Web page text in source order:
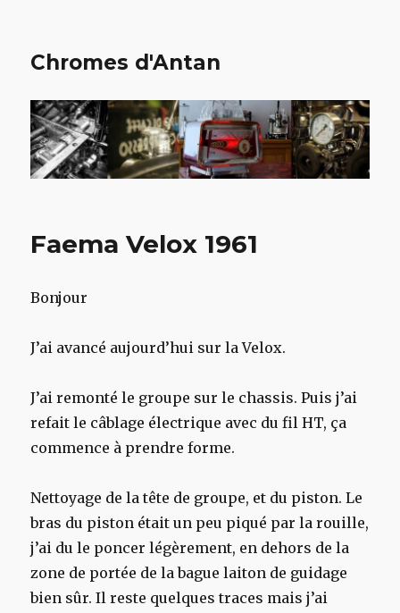
Chromes d'Antan
Faema Velox 1961
Bonjour
J’ai avancé aujourd’hui sur la Velox.
J’ai remonté le groupe sur le chassis. Puis j’ai
refait le câblage électrique avec du fil HT, ça
commence à prendre forme.
Nettoyage de la tête de groupe, et du piston. Le
bras du piston était un peu piqué par la rouille,
j’ai du le poncer légèrement, en dehors de la
zone de portée de la bague laiton de guidage
bien sûr. Il reste quelques traces mais j’ai